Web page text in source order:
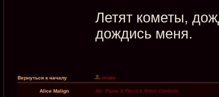
Летят кометы,
дождись меня.
Вернуться к началу
Alice Malign Re: Flame & Flood & Other Comforts